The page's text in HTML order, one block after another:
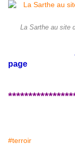
La Sarthe au site
page
#terroir